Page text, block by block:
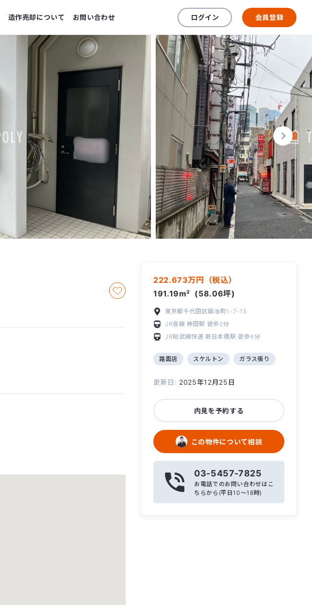
造作売却について お問い合わせ ログイン 会員登録
222.673万円（税込）
191.19m² (58.06坪)
東京都千代田区鍛冶町1-7-15
JR各線神田駅 徒歩2分
JR総武線快速新日本橋駅 徒歩4分
路面店 スケルトン ガラス張り
更新日: 2025年12月25日
内見を予約する
この物件について相談
03-5457-7825
お電話でのお問い合わせはこ
ちらから(平日10〜18時)